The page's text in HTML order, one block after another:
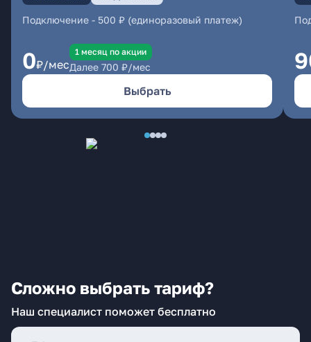
Подключение - 500 ₽ (единоразовый платеж)
0₽/мес
1 месяц по акции
Далее 700 ₽/мес
Выбрать
Сложно выбрать тариф?
Наш специалист поможет бесплатно